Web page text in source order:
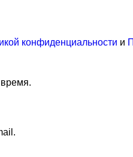
конфиденциальности и